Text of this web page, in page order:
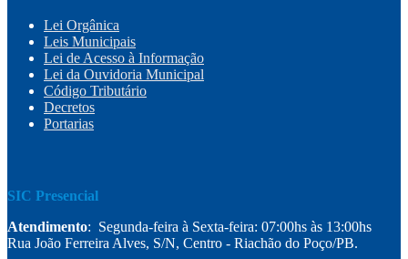
Lei Orgânica
Leis Municipais
Lei de Acesso à Informação
Lei da Ouvidoria Municipal
Código Tributário
Decretos
Portarias
SIC Presencial
Atendimento: Segunda-feira à Sexta-feira: 07:00hs às 13:00hs
Rua João Ferreira Alves, S/N, Centro - Riachão do Poço/PB.